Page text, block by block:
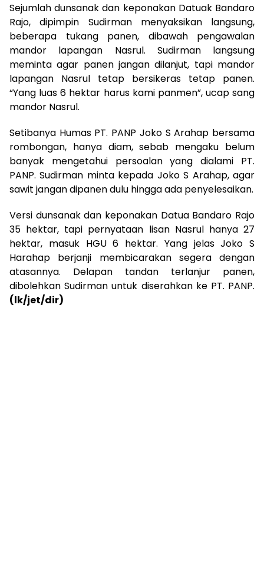
Sejumlah dunsanak dan keponakan Datuak Bandaro
Rajo, dipimpin Sudirman menyaksikan langsung,
beberapa tukang panen, dibawah pengawalan
mandor lapangan Nasrul. Sudirman langsung
meminta agar panen jangan dilanjut, tapi mandor
lapangan Nasrul tetap bersikeras tetap panen.
“Yang luas 6 hektar harus kami panmen”, ucap sang
mandor Nasrul.
Setibanya Humas PT. PANP Joko S Arahap bersama
rombongan, hanya diam, sebab mengaku belum
banyak mengetahui persoalan yang dialami PT.
PANP. Sudirman minta kepada Joko S Arahap, agar
sawit jangan dipanen dulu hingga ada penyelesaikan.
Versi dunsanak dan keponakan Datua Bandaro Rajo
35 hektar, tapi pernyataan lisan Nasrul hanya 27
hektar, masuk HGU 6 hektar. Yang jelas Joko S
Harahap berjanji membicarakan segera dengan
atasannya. Delapan tandan terlanjur panen,
dibolehkan Sudirman untuk diserahkan ke PT. PANP.
(lk/jet/dir)